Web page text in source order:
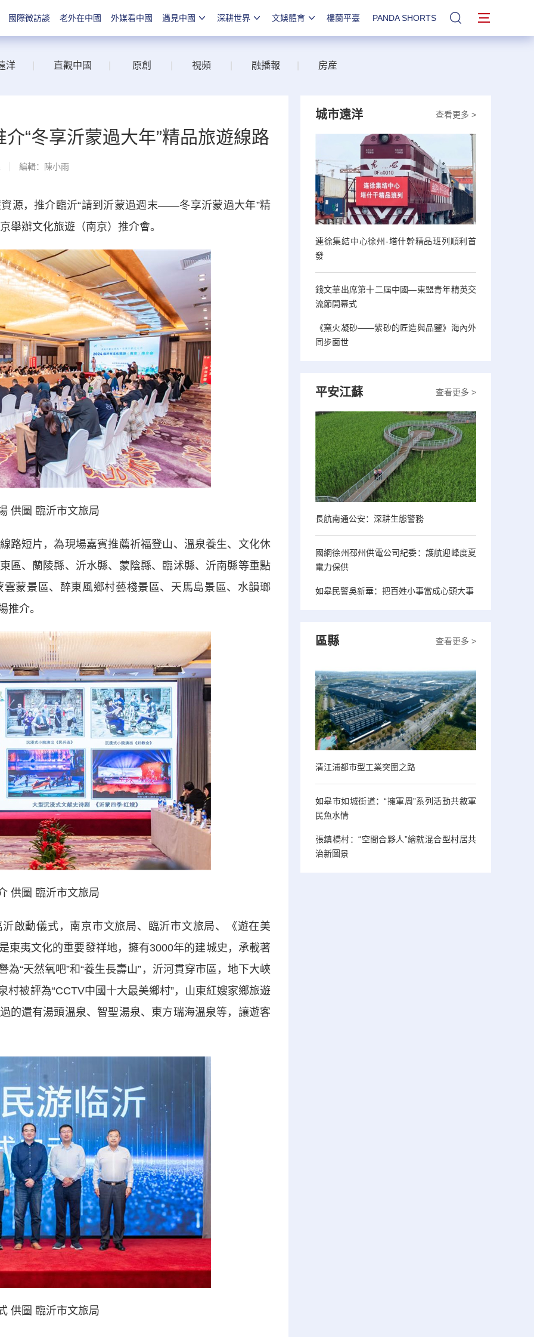
國際微訪談 老外在中國 外媒看中國 遇見中國 深耕世界 文娛體育 樓蘭平臺 PANDA SHORTS 站內搜索
洋 直觀中國 原創 視頻 融播報 房産
“冬享沂蒙過大年”精品旅遊線路
編輯：陳小雨
，推介臨沂“請到沂蒙過週末——冬享沂蒙過大年”精
舉辦文化旅遊（南京）推介會。
供圖 臨沂市文旅局
短片，為現場嘉賓推薦祈福登山、溫泉養生、文化休
區、蘭陵縣、沂水縣、蒙陰縣、臨沭縣、沂南縣等重點
蒙景區、醉東風鄉村藝棧景區、天馬島景區、水韻瑯
推介。
供圖 臨沂市文旅局
動儀式，南京市文旅局、臨沂市文旅局、《遊在美
東夷文化的重要發祥地，擁有3000年的建城史，承載著
“天然氧吧”和“養生長壽山”，沂河貫穿市區，地下大峽
被評為“CCTV中國十大最美鄉村”，山東紅嫂家鄉旅遊
的還有湯頭溫泉、智聖湯泉、東方瑞海溫泉等，讓遊客
供圖 臨沂市文旅局
查看更多 >
城市遠洋
連徐集結中心徐州-塔什幹精品班列順利首
發
錢文華出席第十二屆中國—東盟青年精英交
流節開幕式
《窯火凝砂——紫砂的匠造與品鑒》海內外
同步面世
查看更多 >
平安江蘇
長航南通公安：深耕生態警務
國網徐州邳州供電公司紀委：護航迎峰度夏
電力保供
如皋民警吳新華：把百姓小事當成心頭大事
查看更多 >
區縣
清江浦都市型工業突圍之路
如皋市如城街道：“擁軍周”系列活動共敘軍
民魚水情
張鎮橋村：“空間合夥人”繪就混合型村居共
治新圖景